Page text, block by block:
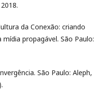
da Conexão: criando
propagável. São Paulo:
São Paulo: Aleph,